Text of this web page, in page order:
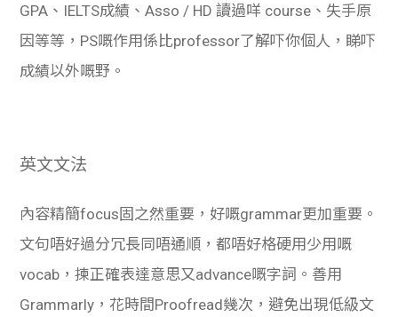
GPA、IELTS成績、Asso / HD 讀過咩 course、失手原
因等等，PS嘅作用係比professor了解吓你個人，睇吓
成績以外嘅野。
英文文法
內容精簡focus固之然重要，好嘅grammar更加重要。
文句唔好過分冗長同唔通順，都唔好格硬用少用嘅
vocab，揀正確表達意思又advance嘅字詞。善用
Grammarly，花時間Proofread幾次，避免出現低級文